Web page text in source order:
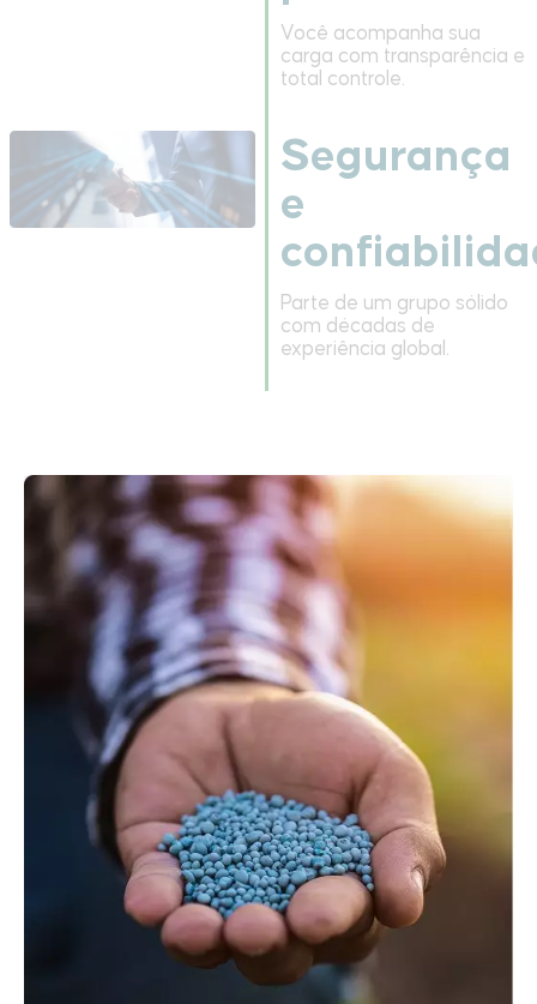
Você acompanha sua
carga com transparência e
total controle.
Segurança
e
Parte de um grupo sólido
com décadas de
experiência global.